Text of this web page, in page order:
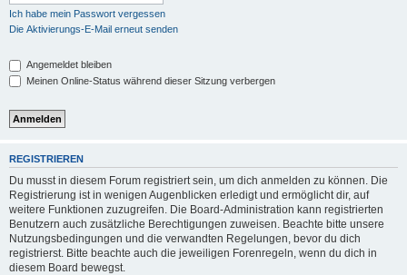
Ich habe mein Passwort vergessen
Die Aktivierungs-E-Mail erneut senden
Angemeldet bleiben
Meinen Online-Status während dieser Sitzung verbergen
REGISTRIEREN
Du musst in diesem Forum registriert sein, um dich anmelden zu können. Die
Registrierung ist in wenigen Augenblicken erledigt und ermöglicht dir, auf
weitere Funktionen zuzugreifen. Die Board-Administration kann registrierten
Benutzern auch zusätzliche Berechtigungen zuweisen. Beachte bitte unsere
Nutzungsbedingungen und die verwandten Regelungen, bevor du dich
registrierst. Bitte beachte auch die jeweiligen Forenregeln, wenn du dich in
diesem Board bewegst.